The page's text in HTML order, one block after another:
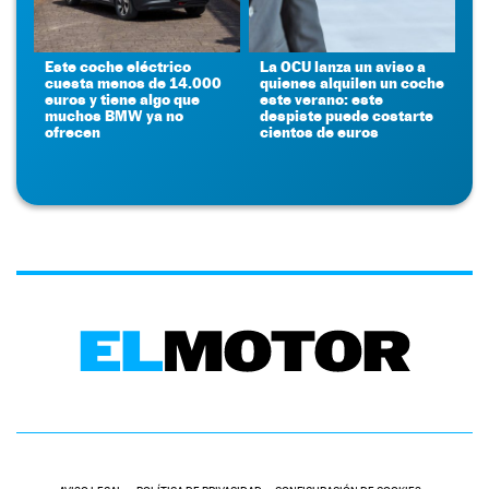
Este coche eléctrico
cuesta menos de 14.000
euros y tiene algo que
muchos BMW ya no
ofrecen
La OCU lanza un aviso a
quienes alquilen un coche
este verano: este
despiste puede costarte
cientos de euros